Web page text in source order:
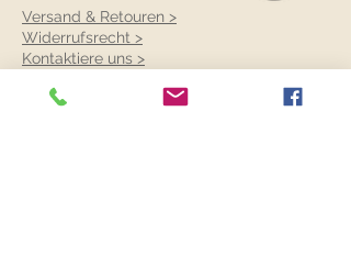
Versand & Retouren >
Widerrufsrecht >
Kontaktiere uns >
AGB >